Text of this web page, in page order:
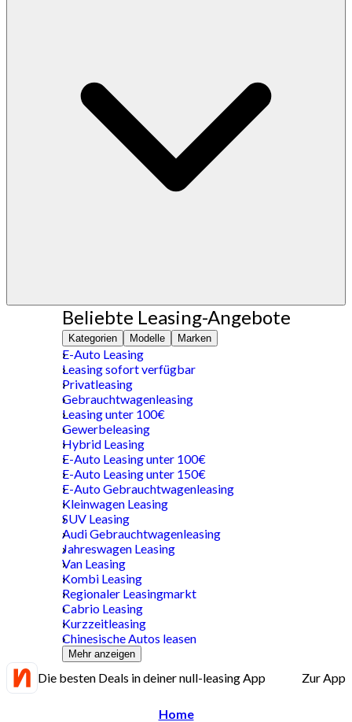
Beliebte Leasing-Angebote
Kategorien Modelle Marken
E-Auto Leasing
Leasing sofort verfügbar
Privatleasing
Gebrauchtwagenleasing
Leasing unter 100€
Gewerbeleasing
Hybrid Leasing
E-Auto Leasing unter 100€
E-Auto Leasing unter 150€
E-Auto Gebrauchtwagenleasing
Kleinwagen Leasing
SUV Leasing
Audi Gebrauchtwagenleasing
Jahreswagen Leasing
Van Leasing
Kombi Leasing
Regionaler Leasingmarkt
Cabrio Leasing
Kurzzeitleasing
Chinesische Autos leasen
Mehr anzeigen
Die besten Deals in deiner null-leasing App Zur App
Home